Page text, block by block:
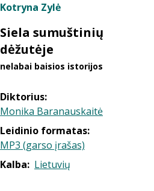
Kotryna Zylė
Siela sumuštinių
dėžutėje
nelabai baisios istorijos
Diktorius:
Monika Baranauskaitė
Leidinio formatas:
MP3 (garso įrašas)
Kalba: Lietuvių